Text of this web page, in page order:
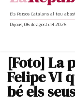
Els Països Catalans al teu
Dijous, 06 de agost del 2026
[Foto] La
Felipe VI
bé els